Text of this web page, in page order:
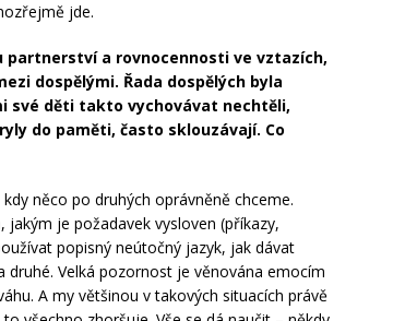
jde.
partnerství a rovnocennosti ve vztazích,
dospělými. Řada dospělých byla
své děti takto vychovávat nechtěli,
do paměti, často sklouzávají. Co
něco po druhých oprávněně chceme.
je požadavek vysloven (příkazy,
popisný neútočný jazyk, jak dávat
Velká pozornost je věnována emocím
A my většinou v takových situacích právě